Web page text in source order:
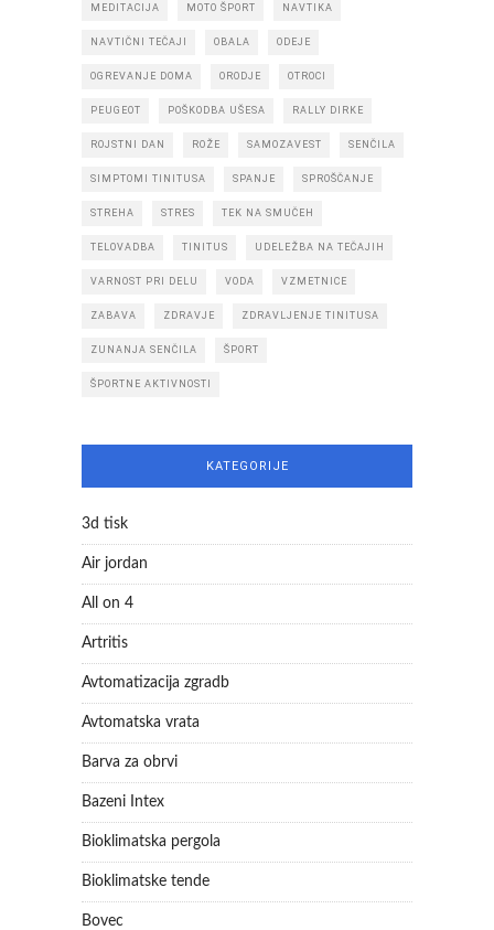
MEDITACIJA MOTO ŠPORT NAVTIKA
NAVTIČNI TEČAJI OBALA ODEJE
OGREVANJE DOMA ORODJE OTROCI
PEUGEOT POŠKODBA UŠESA RALLY DIRKE
ROJSTNI DAN ROŽE SAMOZAVEST SENČILA
SIMPTOMI TINITUSA SPANJE SPROŠČANJE
STREHA STRES TEK NA SMUČEH
TELOVADBA TINITUS UDELEŽBA NA TEČAJIH
VARNOST PRI DELU VODA VZMETNICE
ZABAVA ZDRAVJE ZDRAVLJENJE TINITUSA
ZUNANJA SENČILA ŠPORT
ŠPORTNE AKTIVNOSTI
KATEGORIJE
3d tisk
Air jordan
All on 4
Artritis
Avtomatizacija zgradb
Avtomatska vrata
Barva za obrvi
Bazeni Intex
Bioklimatska pergola
Bioklimatske tende
Bovec